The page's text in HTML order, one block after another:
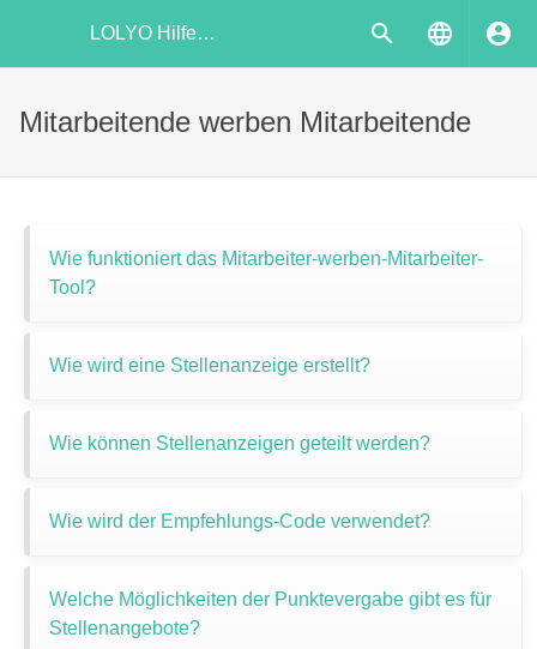
LOLYO Hilfecenter
Mitarbeitende werben Mitarbeitende
Wie funktioniert das Mitarbeiter-werben-Mitarbeiter-
Tool?
Wie wird eine Stellenanzeige erstellt?
Wie können Stellenanzeigen geteilt werden?
Wie wird der Empfehlungs-Code verwendet?
Welche Möglichkeiten der Punktevergabe gibt es für
Stellenangebote?